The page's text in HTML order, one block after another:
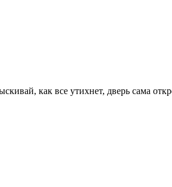
как все утихнет, дверь сама